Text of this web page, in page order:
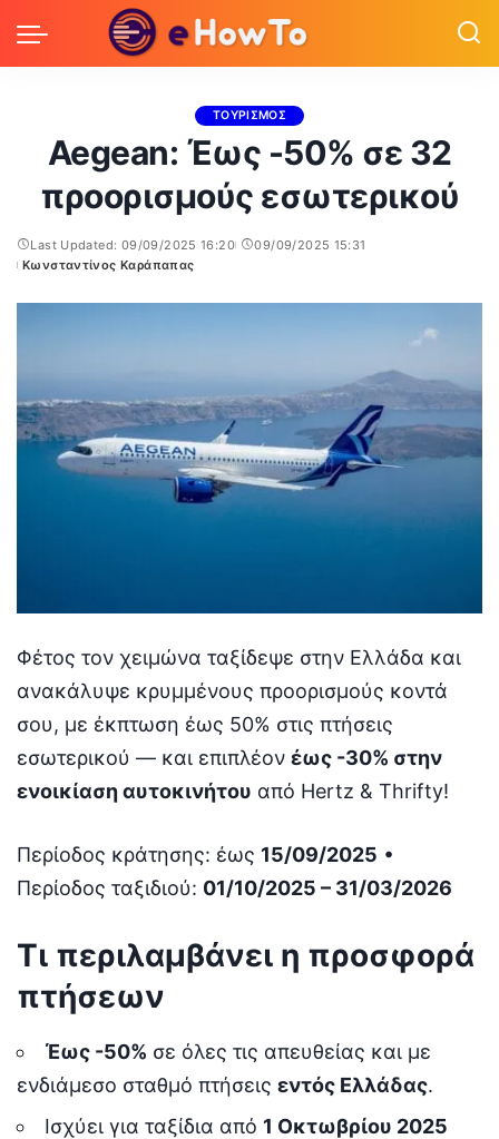
ΤΟΥΡΙΣΜΟΣ
Aegean: Έως -50% σε 32
προορισμούς εσωτερικού
Last Updated: 09/09/2025 16:20
09/09/2025 15:31
Posted
Κωνσταντίνος Καράπαπας
Φέτος τον χειμώνα ταξίδεψε στην Ελλάδα και
ανακάλυψε κρυμμένους προορισμούς κοντά
σου, με έκπτωση έως 50% στις πτήσεις
εσωτερικού — και επιπλέον έως -30% στην
ενοικίαση αυτοκινήτου από Hertz & Thrifty!
Περίοδος κράτησης: έως 15/09/2025 •
Περίοδος ταξιδιού: 01/10/2025 – 31/03/2026
Τι περιλαμβάνει η προσφορά
πτήσεων
Έως -50% σε όλες τις απευθείας και με
ενδιάμεσο σταθμό πτήσεις εντός Ελλάδας.
Ισχύει για ταξίδια από 1 Οκτωβρίου 2025